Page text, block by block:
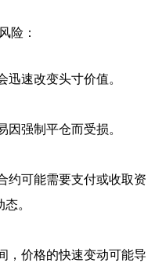
险：
迅速改变头寸价值。
因强制平仓而受损。
约可能需要支付或收取资
。
，价格的快速变动可能导